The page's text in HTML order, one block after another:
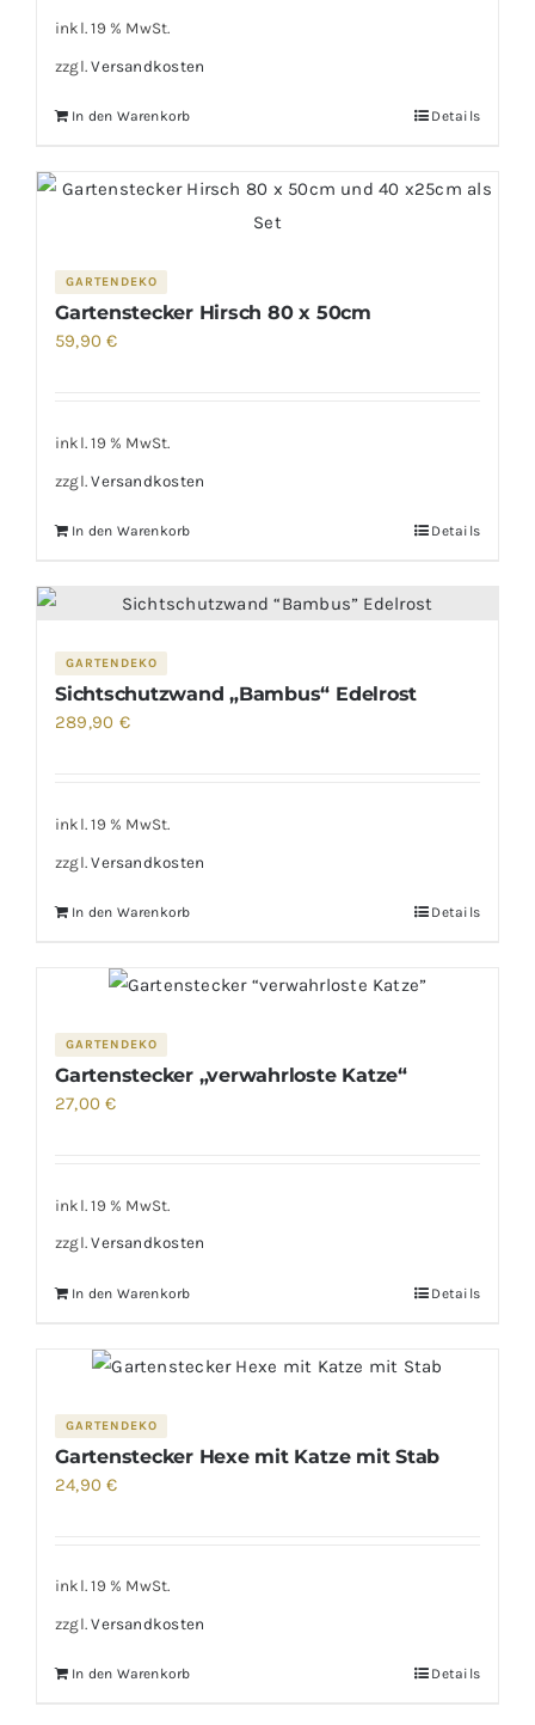
inkl. 19 % MwSt.
zzgl.Versandkosten
In den Warenkorb Details
GARTENDEKO
Gartenstecker Hirsch 80 x 50cm
59,90€
inkl. 19 % MwSt.
zzgl.Versandkosten
In den Warenkorb Details
GARTENDEKO
Sichtschutzwand „Bambus“ Edelrost
289,90 €
inkl. 19 % MwSt.
zzgl.Versandkosten
In den Warenkorb Details
GARTENDEKO
Gartenstecker „verwahrloste Katze“
27,00€
inkl. 19 % MwSt.
zzgl.Versandkosten
In den Warenkorb Details
GARTENDEKO
Gartenstecker Hexe mit Katze mit Stab
24,90€
inkl. 19 % MwSt.
zzgl.Versandkosten
In den Warenkorb Details